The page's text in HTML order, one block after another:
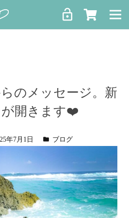
lock_open
のメッセージ。新
が開きます❤️
年7月1日 folder ブログ